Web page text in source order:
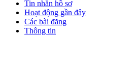
Tin nhắn hồ sơ
Hoạt động gần đây
Các bài đăng
Thông tin